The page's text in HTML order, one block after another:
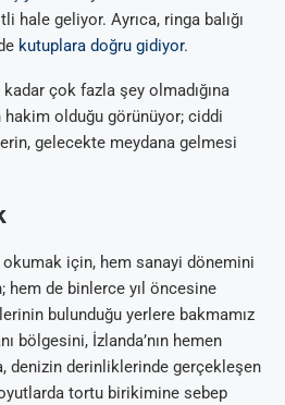
hale geliyor. Ayrıca, ringa balığı
kutuplara doğru gidiyor.
çok fazla şey olmadığına
olduğu görünüyor; ciddi
gelecekte meydana gelmesi
okumak için, hem sanayi dönemini
hem de binlerce yıl öncesine
bulunduğu yerlere bakmamız
bölgesini, İzlanda’nın hemen
denizin derinliklerinde gerçekleşen
tortu birikimine sebep